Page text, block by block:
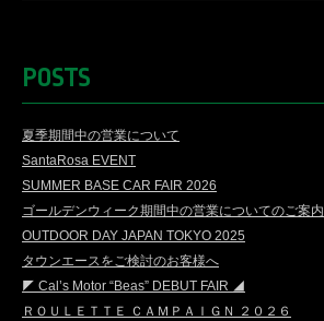
POSTS
夏季期間中の営業について
SantaRosa EVENT
SUMMER BASE CAR FAIR 2026
ゴールデンウィーク期間中の営業についてのご案内
OUTDOOR DAY JAPAN TOKYO 2025
タウンエースをご検討のお客様へ
◤ Cal’s Motor “Beas” DEBUT FAIR ◢
ＲＯＵＬＥＴＴＥ ＣＡＭＰＡＩＧＮ ２０２６